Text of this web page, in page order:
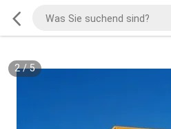
2/5